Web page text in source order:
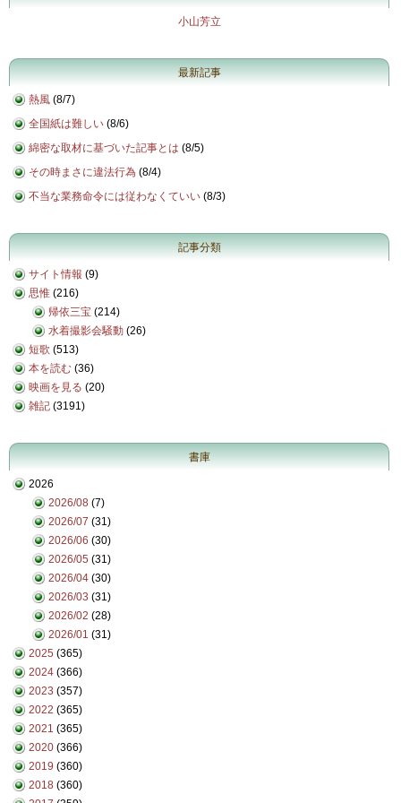
小山芳立
最新記事
熱風 (8/7)
全国紙は難しい (8/6)
綿密な取材に基づいた記事とは (8/5)
その時まさに違法行為 (8/4)
不当な業務命令には従わなくていい (8/3)
記事分類
サイト情報 (9)
思惟 (216)
帰依三宝 (214)
水着撮影会騒動 (26)
短歌 (513)
本を読む (36)
映画を見る (20)
雑記 (3191)
書庫
2026
2026/08 (7)
2026/07 (31)
2026/06 (30)
2026/05 (31)
2026/04 (30)
2026/03 (31)
2026/02 (28)
2026/01 (31)
2025 (365)
2024 (366)
2023 (357)
2022 (365)
2021 (365)
2020 (366)
2019 (360)
2018 (360)